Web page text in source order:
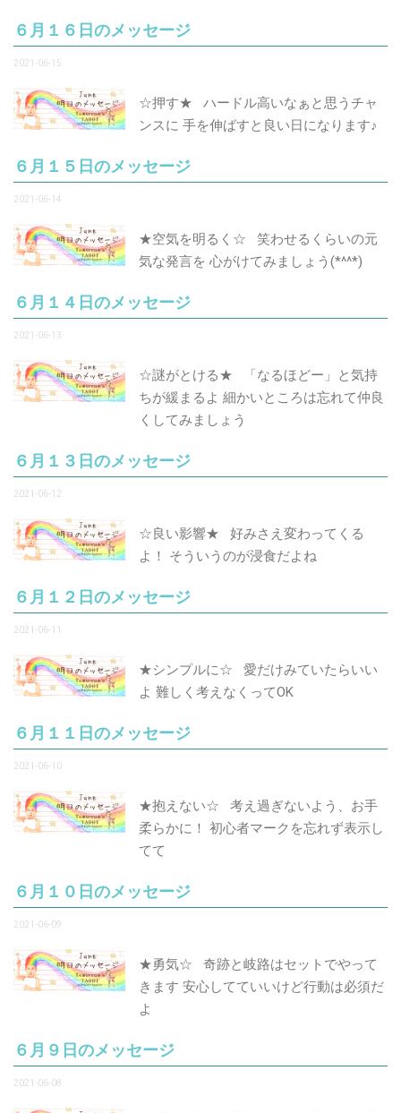
６月１６日のメッセージ
2021-06-15
☆押す★ ハードル高いなぁと思うチャ
ンスに 手を伸ばすと良い日になります♪
６月１５日のメッセージ
2021-06-14
★空気を明るく☆ 笑わせるくらいの元
気な発言を 心がけてみましょう(*^^*)
６月１４日のメッセージ
2021-06-13
☆謎がとける★ 「なるほどー」と気持
ちが緩まるよ 細かいところは忘れて仲良
くしてみましょう
６月１３日のメッセージ
2021-06-12
☆良い影響★ 好みさえ変わってくる
よ！ そういうのが浸食だよね
６月１２日のメッセージ
2021-06-11
★シンプルに☆ 愛だけみていたらいい
よ 難しく考えなくってOK
６月１１日のメッセージ
2021-06-10
★抱えない☆ 考え過ぎないよう、お手
柔らかに！ 初心者マークを忘れず表示し
てて
６月１０日のメッセージ
2021-06-09
★勇気☆ 奇跡と岐路はセットでやって
きます 安心してていいけど行動は必須だ
よ
６月９日のメッセージ
2021-06-08